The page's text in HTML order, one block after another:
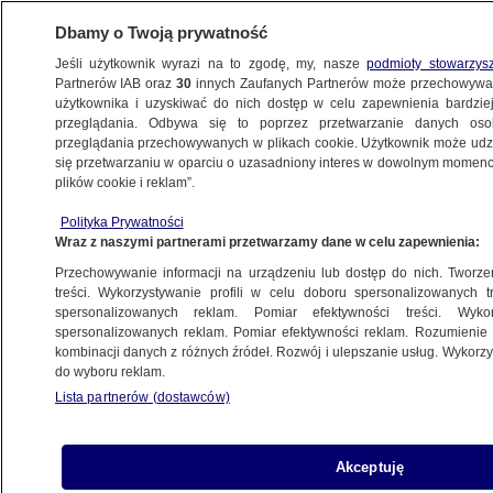
METEO
POLSKA
w TVN. "A co przede mną?"
15.06.2026, 13:15
Posłuchaj artykułu
Czyta lektor AI
Dbamy o Twoją prywatność
Jeśli użytkownik wyrazi na to zgodę, my, naszepodmioty
Partnerów IAB oraz30 innych Zaufanych Partnerów może
użytkownika i uzyskiwać do nich dostęp w celu zapewnienia
przeglądania. Odbywa się to poprzez przetwarzanie danych
przeglądania przechowywanych w plikach cookie. Użytkownik może
się przetwarzaniu w oparciu o uzasadniony interes w dowolnym
plików cookie i reklam”.
Polityka Prywatności
Wraz z naszymi partnerami przetwarzamy dane w celu zapewnienia:
Przechowywanie informacji na urządzeniu lub dostęp do nich.
treści. Wykorzystywanie profili w celu doboru spersonalizowanych
spersonalizowanych reklam. Pomiar efektywności treści.
spersonalizowanych reklam. Pomiar efektywności reklam.
kombinacji danych z różnych źródeł. Rozwój i ulepszanie usług.
do wyboru reklam.
Lista partnerów (dostawców)
Akceptuję